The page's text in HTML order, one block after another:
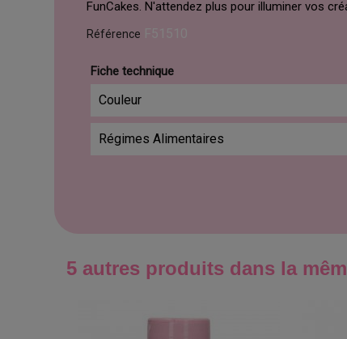
FunCakes. N'attendez plus pour illuminer vos
Référence
Fiche technique
Couleur
Régimes Alimentaires
5 autres produits dans la